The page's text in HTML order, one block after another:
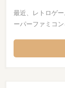
最近、レトロゲ
ーパーファミコ